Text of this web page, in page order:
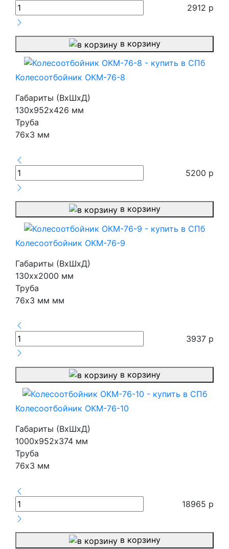
2912 р
в корзину
Колесоотбойник ОКМ-76-8
Габариты (ВхШхД)
130х952х426 мм
Труба
76х3 мм
5200 р
в корзину
Колесоотбойник ОКМ-76-9
Габариты (ВхШхД)
130хх2000 мм
Труба
76х3 мм мм
3937р
в корзину
Колесоотбойник ОКМ-76-10
Габариты (ВхШхД)
1000х952х374 мм
Труба
76х3 мм
18965 р
в корзину